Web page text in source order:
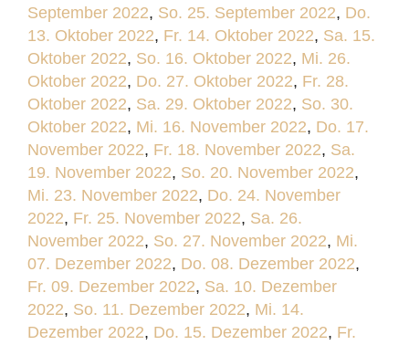
September 2022, So. 25. September 2022, Do.
13. Oktober 2022, Fr. 14. Oktober 2022, Sa. 15.
Oktober 2022, So. 16. Oktober 2022, Mi. 26.
Oktober 2022, Do. 27. Oktober 2022, Fr. 28.
Oktober 2022, Sa. 29. Oktober 2022, So. 30.
Oktober 2022, Mi. 16. November 2022, Do. 17.
November 2022, Fr. 18. November 2022, Sa.
19. November 2022, So. 20. November 2022,
Mi. 23. November 2022, Do. 24. November
2022, Fr. 25. November 2022, Sa. 26.
November 2022, So. 27. November 2022, Mi.
07. Dezember 2022, Do. 08. Dezember 2022,
Fr. 09. Dezember 2022, Sa. 10. Dezember
2022, So. 11. Dezember 2022, Mi. 14.
Dezember 2022, Do. 15. Dezember 2022, Fr.